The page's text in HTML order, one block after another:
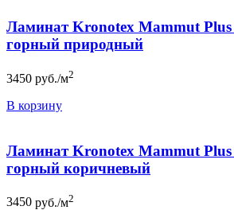
Ламинат Kronotex Mammut Plus
горный природный
3450 руб./м2
В корзину
Ламинат Kronotex Mammut Plus
горный коричневый
3450 руб./м2